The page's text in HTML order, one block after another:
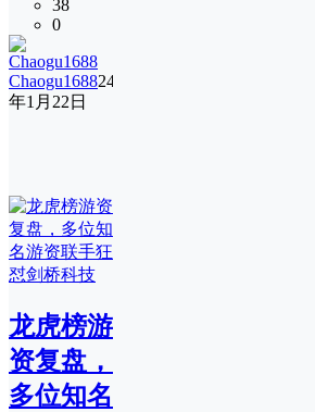
38
0
Chaogu168824
年1月22日
龙虎榜游
资复盘，
多位知名